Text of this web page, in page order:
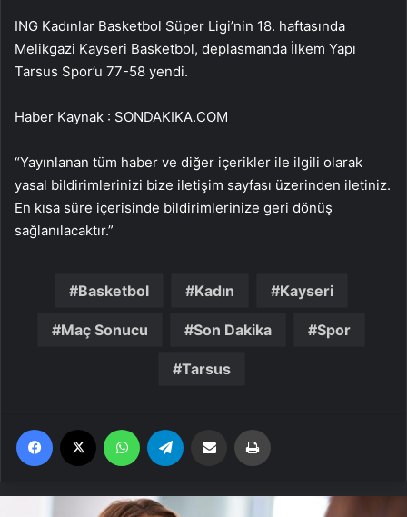
ING Kadınlar Basketbol Süper Ligi’nin 18. haftasında
Melikgazi Kayseri Basketbol, deplasmanda İlkem Yapı
Tarsus Spor’u 77-58 yendi.
Haber Kaynak : SONDAKIKA.COM
“Yayınlanan tüm haber ve diğer içerikler ile ilgili olarak
yasal bildirimlerinizi bize iletişim sayfası üzerinden iletiniz.
En kısa süre içerisinde bildirimlerinize geri dönüş
sağlanılacaktır.”
Basketbol Kadın Kayseri
Maç Sonucu Son Dakika Spor
Tarsus
Facebook WhatsApp Email'den paylaş